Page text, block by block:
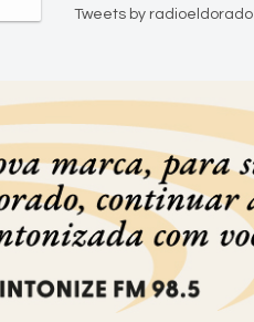
Tweets by radioeldorado